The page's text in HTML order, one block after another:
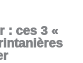
: ces 3 «